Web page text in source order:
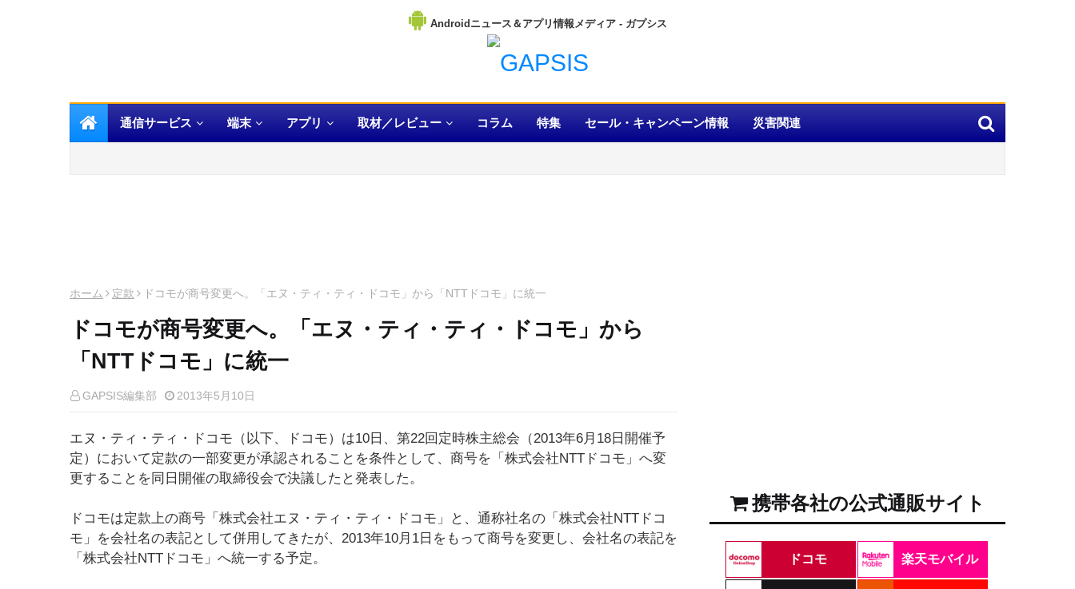
Androidニュース＆アプリ情報メディア
通信サービス 端末 アプリ 取材／レビュー コラム 特集 セール・キャンペーン情報 災害関連
ホーム 定款 ドコモが商号変更へ。「エヌ・ティ・ティ・ドコモ」から「NTTドコモ」に統一
ドコモが商号変更へ。「エヌ・ティ・ティ・ドコモ」から
「NTTドコモ」に統一
GAPSIS編集部 2013年5月10日
エヌ・ティ・ティ・ドコモ（以下、ドコモ）は10日、第22回定時株主総会（2013年6月18日開催予
定）において定款の一部変更が承認されることを条件として、商号を「株式会社NTTドコモ」へ変
更することを同日開催の取締役会で決議したと発表した。
ドコモは定款上の商号「株式会社エヌ・ティ・ティ・ドコモ」と、通称社名の「株式会社NTTドコ
モ」を会社名の表記として併用してきたが、2013年10月1日をもって商号を変更し、会社名の表記を
「株式会社NTTドコモ」へ統一する予定。
携帯各社の公式通販サイト
ドコモ 楽天モバイル